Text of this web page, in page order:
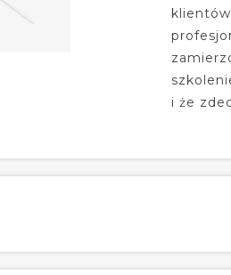
i że